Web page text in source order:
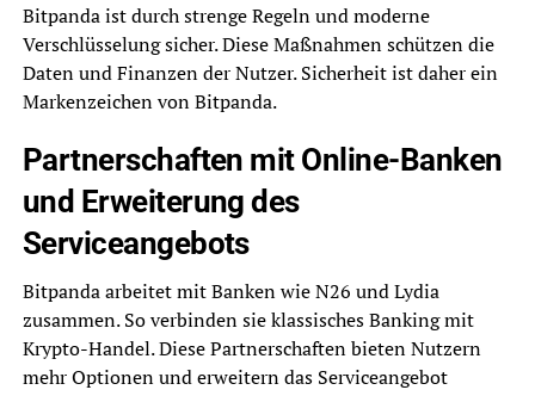
Bitpanda ist durch strenge Regeln und moderne
Verschlüsselung sicher. Diese Maßnahmen schützen die
Daten und Finanzen der Nutzer. Sicherheit ist daher ein
Markenzeichen von Bitpanda.
Partnerschaften mit Online-Banken
und Erweiterung des
Serviceangebots
Bitpanda arbeitet mit Banken wie N26 und Lydia
zusammen. So verbinden sie klassisches Banking mit
Krypto-Handel. Diese Partnerschaften bieten Nutzern
mehr Optionen und erweitern das Serviceangebot